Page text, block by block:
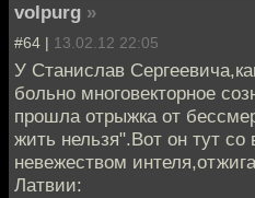
volpurg »
#64 | 13.02.12 22:05
У Станислав
больно многовекторное
прошла отрыжка от
жить нельзя".Вот он тут
невежеством
Латвии: